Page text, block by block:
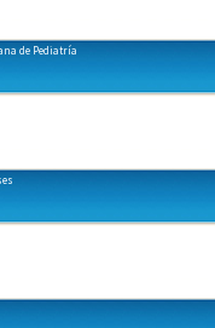
de Pediatría